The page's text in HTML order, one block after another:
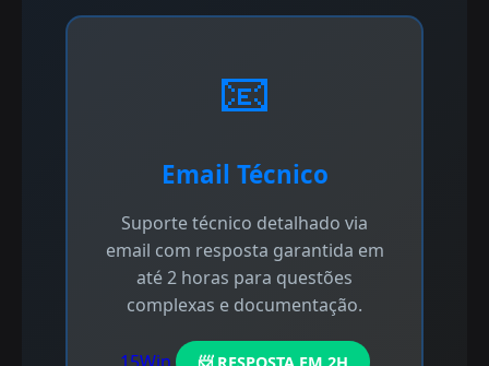
📧
Email Técnico
Suporte técnico detalhado via
email com resposta garantida em
até 2 horas para questões
complexas e documentação.
15Win 📨 RESPOSTA EM 2H